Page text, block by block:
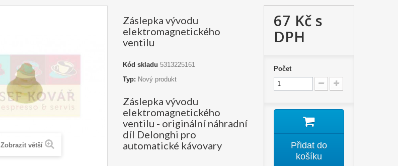
Zobrazit větší
Záslepka vývodu
elektromagnetického
ventilu
Kód skladu 5313225161
Typ: Nový produkt
Záslepka vývodu
elektromagnetického
ventilu - originální náhradní
díl Delonghi pro
automatické kávovary
67 Kčs
DPH
Počet
Přidat do
košíku